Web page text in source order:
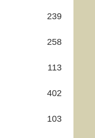
239
258
113
402
103